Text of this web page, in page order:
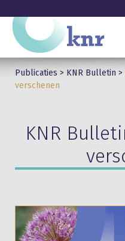
Publicaties > KNR Bulletin >
verschenen
KNR